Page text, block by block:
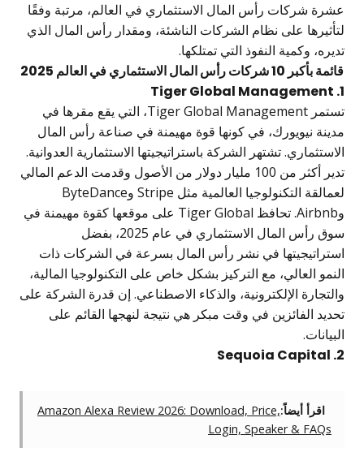
شركات رأس المال الاستثماري في العالم، مرتبة وفقًا
على نظام الشركات الناشئة، ومقدار رأس المال الذي
وكمية النفوذ التي تمتلكها.
الاستثماري في العالم 2025
تستمر Tiger Global Management، التي يقع مقرها في
نيويورك، في كونها قوة مهيمنة في صناعة رأس المال
تشتهر الشركة باستراتيجيتها الاستثمارية العدوانية.
تدير أكثر من 100 مليار دولار من الأصول وقدمت الدعم المالي
لعمالقة التكنولوجيا العالمية مثل Stripe وByteDance
وAirbnb. تحافظ Tiger Global على موقعها كقوة مهيمنة في
سوق رأس المال الاستثماري في عام 2025، بفضل
في نشر رأس المال بسرعة في الشركات ذات
العالي، مع التركيز بشكل خاص على التكنولوجيا المالية،
الإلكترونية، والذكاء الاصطناعي. إن قدرة الشركة على
الفائزين في وقت مبكر هي نتيجة لنهجها القائم على
أيضاً:Amazon Alexa Review 2026: Download, Price,
Login, Speaker &